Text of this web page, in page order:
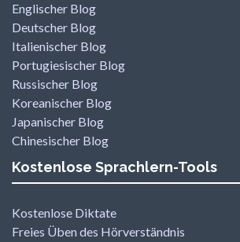
Englischer Blog
Deutscher Blog
Italienischer Blog
Portugiesischer Blog
Russischer Blog
Koreanischer Blog
Japanischer Blog
Chinesischer Blog
Kostenlose Sprachlern-Tools
Kostenlose Diktate
Freies Üben des Hörverständnis